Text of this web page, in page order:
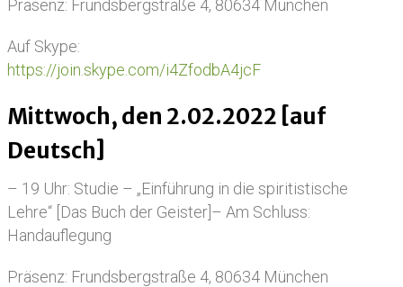
Präsenz: Frundsbergstraße 4, 80634 München
Auf Skype:
https://join.skype.com/i4ZfodbA4jcF
Mittwoch, den 2.02.2022 [auf
Deutsch]
– 19 Uhr: Studie – „Einführung in die spiritistische
Lehre“ [Das Buch der Geister]– Am Schluss:
Handauflegung
Präsenz: Frundsbergstraße 4, 80634 München